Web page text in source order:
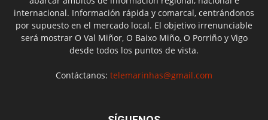
internacional. Información rápida y comarcal, centrándonos
por supuesto en el mercado local. El objetivo irrenunciable
será mostrar O Val Miñor, O Baixo Miño, O Porriño y Vigo
desde todos los puntos de vista.
Contáctanos: telemarinhas@gmail.com